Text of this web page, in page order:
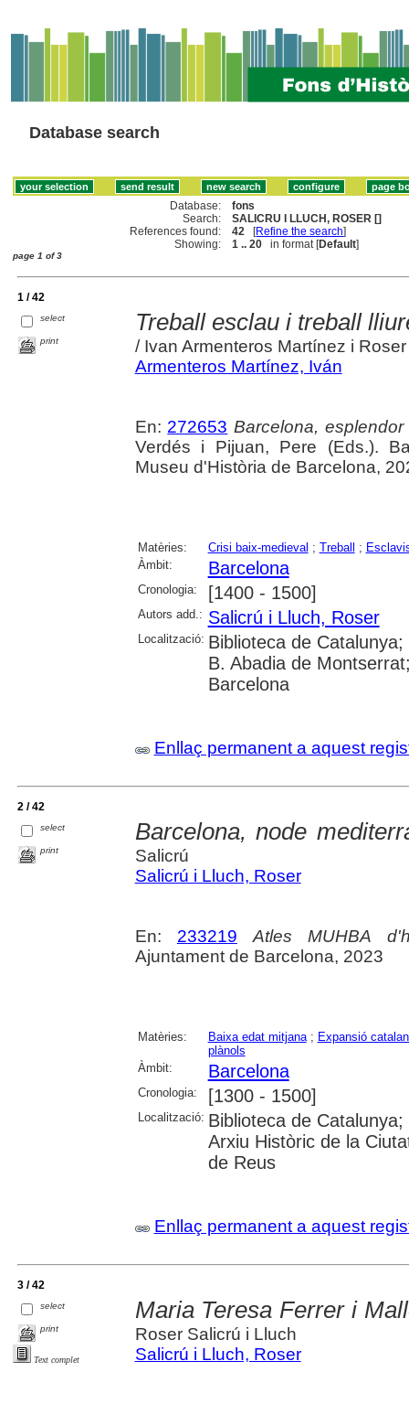
Database search
Database:
fons
Search:
SALICRU I LLUCH, ROSER []
References found:
42 [Refine the search]
Showing:
1 .. 20 in format [Default]
page 1 of 3
1 / 42
select
print
Treball esclau i treball
/ Ivan Armenteros Martínez i
Armenteros Martínez, Iván
En: 272653 Barcelona,
Verdés i Pijuan, Pere (Eds.).
Museu d'Història de Barcelona,
Matèries: Crisi baix-medieval ; Treball ;
Àmbit:
Barcelona
Cronologia: [1400 - 1500]
Autors add.: Salicrú i Lluch, Roser
Localització: Biblioteca de
B. Abadia de
Barcelona
Enllaç permanent a aquest
2 / 42
select
print
Barcelona, node
Salicrú
Salicrú i Lluch, Roser
En: 233219
Atles MUHBA
Ajuntament de Barcelona, 2023
Matèries: Baixa edat mitjana; Expansió
plànols
Àmbit:
Barcelona
Cronologia: [1300 - 1500]
Localització: Biblioteca de
Arxiu Històric de la
de Reus
Enllaç permanent a aquest
3 / 42
select
print
Text complet
Maria Teresa Ferrer i
Roser Salicrú i Lluch
Salicrú i Lluch, Roser